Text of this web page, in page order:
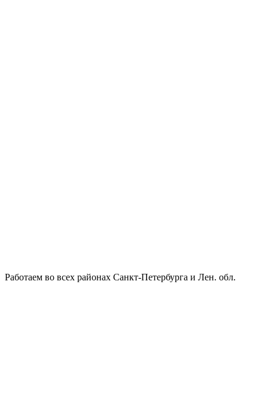
Работаем во всех районах Санкт-Петербурга и Лен. обл.